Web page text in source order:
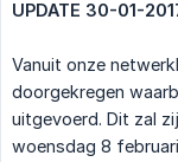
UPDATE 30-01-
Vanuit onze
doorgekregen
uitgevoerd. Dit zal
woensdag 8